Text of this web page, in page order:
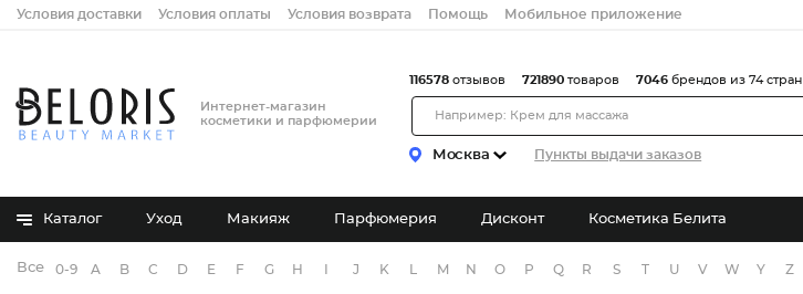
Условия доставки Условия оплаты Условия возврата Помощь Мобильное приложение
Интернет-магазин
косметики и парфюмерии
Москва Пункты выдачи заказов
116578 отзывов 721890 товаров 7046 брендов из 74 стран
Каталог Уход Макияж Парфюмерия Дисконт Косметика Белита
Все бренды
0-9 A B C D E F G H J K M N O P Q R S T U V W Y Z